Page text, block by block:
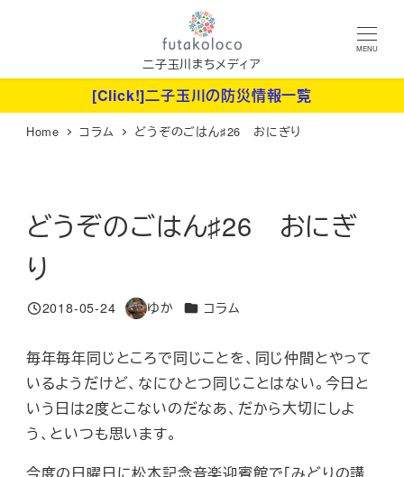
ン
二子玉川まちメディア
MENU
[Click!]二子玉川の防災情報一覧
Home コラム どうぞのごはん♯26 おにぎり
どうぞのごはん♯26 おにぎ
り
投稿日
2018-05-24
著
ゆか カテゴリー
コラム
毎年毎年同じところで同じことを、同じ仲間とやって
いるようだけど、なにひとつ同じことはない。今日と
いう日は2度とこないのだなあ、だから大切にしよ
う、といつも思います。